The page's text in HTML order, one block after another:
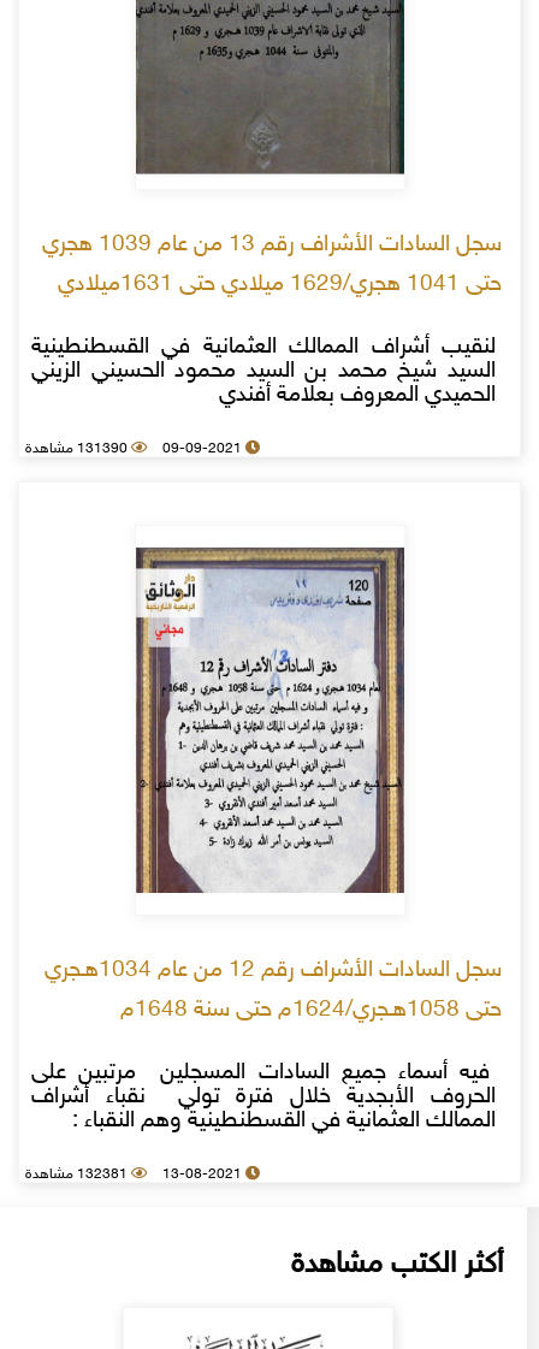
سجل السادات الأشراف رقم 13 من عام 1039 هجري
حتى 1041 هجري/1629 ميلادي حتى 1631ميلادي
لنقيب أشراف الممالك العثمانية في القسطنطينية
السيد شيخ محمد بن السيد محمود الحسيني الزيني
الحميدي المعروف بعلامة أفندي
09-09-2021 131390 مشاهدة
سجل السادات الأشراف رقم 12 من عام 1034هـجري
حتى 1058هـجري/1624م حتى سنة 1648م
فيه أسماء جميع السادات المسجلين مرتبين على
الحروف الأبجدية خلال فترة تولي نقباء أشراف
الممالك العثمانية في القسطنطينية وهم النقباء :
13-08-2021 132381 مشاهدة
أكثر الكتب مشاهدة